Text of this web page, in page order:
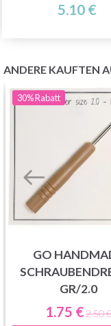
5.10 €
ANDERE KAUFTEN
30%Rabatt
GO
GR/2.0
1.75 €2.50 €